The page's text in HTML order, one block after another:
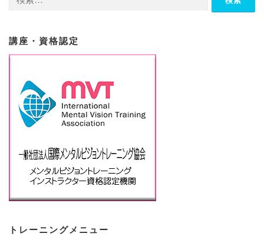
索:
講座・資格認定
トレーニングメニュー